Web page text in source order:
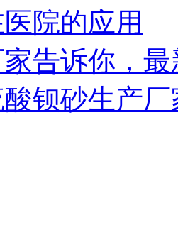
院的应用
告诉你，
钡砂生产